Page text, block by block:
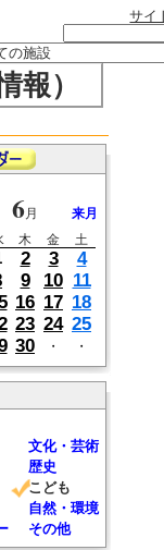
サイ
報）
6月
来月
木 金
土
2 3
4
9 10 11
16 17 18
23 24 25
30 ・ ・
文化・芸術
歴史
こども
自然・環境
その他